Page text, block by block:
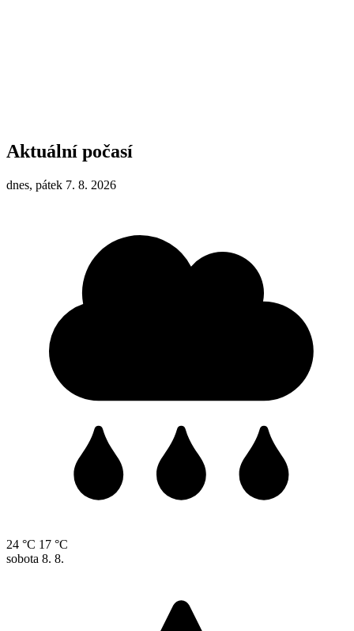
Aktuální počasí
dnes, pátek 7. 8. 2026
24 °C 17 °C
sobota 8. 8.